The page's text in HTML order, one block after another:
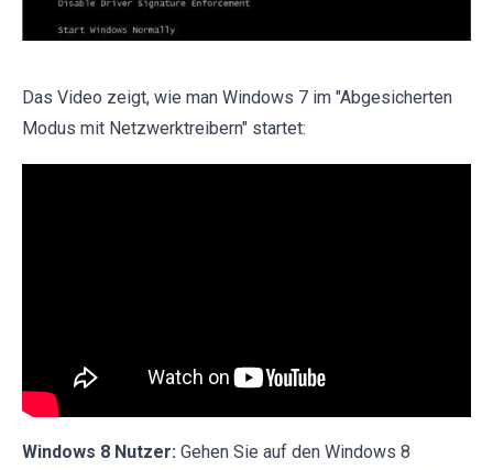
Das Video zeigt, wie man Windows 7 im "Abgesicherten
Modus mit Netzwerktreibern" startet:
Windows 8 Nutzer: Gehen Sie auf den Windows 8